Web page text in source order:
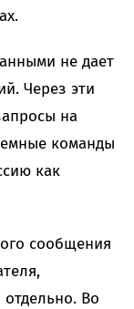
не дает
Через эти
на
команды
как
сообщения
Во